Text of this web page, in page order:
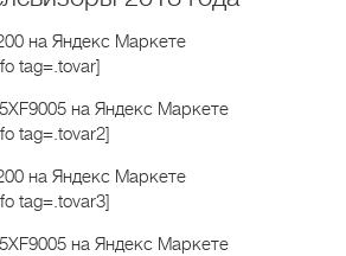
на Яндекс Маркете
tag=.tovar]
на Яндекс Маркете
tag=.tovar2]
на Яндекс Маркете
tag=.tovar3]
на Яндекс Маркете